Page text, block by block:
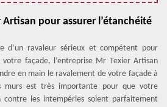
Artisan pour assurer l’étanchéité
d’un ravaleur sérieux et compétent pour
votre façade, l’entreprise Mr Texier Artisan
en main le ravalement de votre façade à
murs est très importante pour que votre
les intempéries soient parfaitement